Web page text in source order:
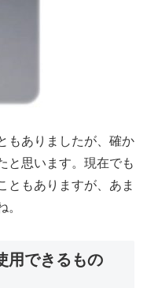
もありましたが、確か
と思います。現在でも
ともありますが、あま
。
用できるもの